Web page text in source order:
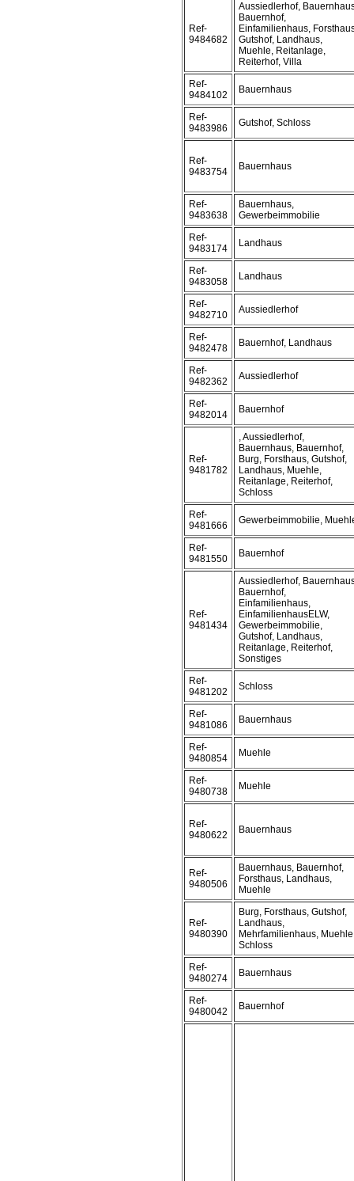
Ref-
9484682
Aussiedlerhof,
Bauernhof,
Einfamilienhaus,
Gutshof, Landhaus,
Muehle, Reitanlage,
Reiterhof, Villa
Ref-
9484102
Bauernhaus
Ref-
9483986
Gutshof, Schloss
Ref-
9483754
Bauernhaus
Ref-
9483638
Bauernhaus,
Gewerbeimmobilie
Ref-
9483174
Landhaus
Ref-
9483058
Landhaus
Ref-
9482710
Aussiedlerhof
Ref-
9482478
Bauernhof, Landhaus
Ref-
9482362
Aussiedlerhof
Ref-
9482014
Bauernhof
Ref-
9481782
, Aussiedlerhof,
Bauernhaus, Bauernhof,
Burg, Forsthaus, Gutshof,
Landhaus, Muehle,
Reitanlage, Reiterhof,
Schloss
Ref-
9481666
Gewerbeimmobilie,
Ref-
9481550
Bauernhof
Ref-
9481434
Aussiedlerhof,
Bauernhof,
Einfamilienhaus,
EinfamilienhausELW,
Gewerbeimmobilie,
Gutshof, Landhaus,
Reitanlage, Reiterhof,
Sonstiges
Ref-
9481202
Schloss
Ref-
9481086
Bauernhaus
Ref-
9480854
Muehle
Ref-
9480738
Muehle
Ref-
9480622
Bauernhaus
Ref-
9480506
Bauernhaus, Bauernhof,
Forsthaus, Landhaus,
Muehle
Ref-
9480390
Burg, Forsthaus, Gutshof,
Landhaus,
Mehrfamilienhaus,
Schloss
Ref-
9480274
Bauernhaus
Ref-
9480042
Bauernhof